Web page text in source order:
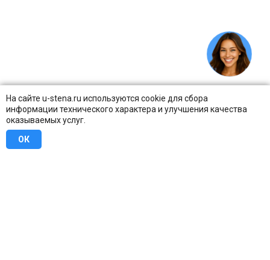
На сайте u-stena.ru используются cookie для сбора
информации технического характера и улучшения качества
оказываемых услуг.
ОК